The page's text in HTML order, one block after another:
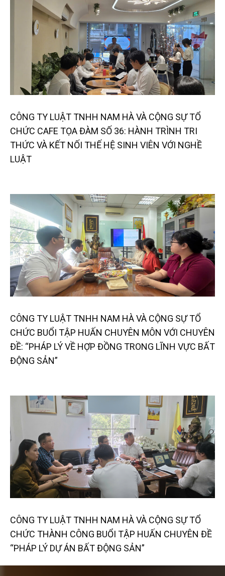
CÔNG TY LUẬT TNHH NAM HÀ VÀ CỘNG SỰ TỔ
CHỨC CAFE TỌA ĐÀM SỐ 36: HÀNH TRÌNH TRI
THỨC VÀ KẾT NỐI THẾ HỆ SINH VIÊN VỚI NGHỀ
LUẬT
CÔNG TY LUẬT TNHH NAM HÀ VÀ CỘNG SỰ TỔ
CHỨC BUỔI TẬP HUẤN CHUYÊN MÔN VỚI CHUYÊN
ĐỀ: “PHÁP LÝ VỀ HỢP ĐỒNG TRONG LĨNH VỰC BẤT
ĐỘNG SẢN”
CÔNG TY LUẬT TNHH NAM HÀ VÀ CỘNG SỰ TỔ
CHỨC THÀNH CÔNG BUỔI TẬP HUẤN CHUYÊN ĐỀ
“PHÁP LÝ DỰ ÁN BẤT ĐỘNG SẢN”